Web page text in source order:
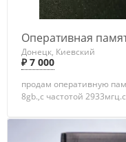
Оперативная
Донецк, Киевский
₽ 7 000
продам оперативную
8gb.,с частотой